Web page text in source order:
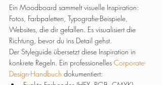
Ein Moodboard sammelt visuelle Inspiration:
Fotos, Farbpaletten, Typografie-Beispiele,
Websites, die dir gefallen. Es visualisiert die
Richtung, bevor du ins Detail gehst.
Der Styleguide übersetzt diese Inspiration in
konkrete Regeln. Ein professionelles Corporate-
Design-Handbuch dokumentiert: